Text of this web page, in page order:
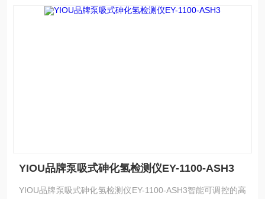
YIOU品牌泵吸式砷化氢检测仪EY-1100-ASH3
YIOU品牌泵吸式砷化氢检测仪EY-1100-ASH3智能可调控的高